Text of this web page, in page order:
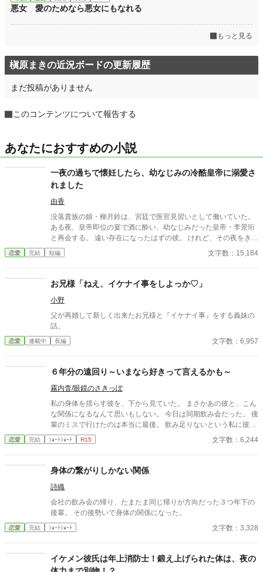
悪女 愛のためなら悪女にもなれる
もっと見る
槇原まきの近況ボードの更新履歴
まだ投稿がありません
このコンテンツについて報告する
あなたにおすすめの小説
一夜の過ちで懐妊したら、幼なじみの冷酷皇帝に溺愛さ
れました
由香
没落貴族の娘・柳月鈴は、宮廷で医官見習いとして働いていた。
ある夜、皇帝即位の宴で酒に酔い、幼なじみだった皇帝・李景珩
と再会する。 遠い存在になったはずの彼。 けれど、その夜をきっ
かけに月鈴の運命は大きく動き出す。 冷酷と恐れられる皇帝が、
なぜか彼女だけには甘すぎて――。
恋愛 完結 短編 文字数：15,184
お兄様「ねえ、イケナイ事をしよっか♡」
小野
父が再婚して新しく出来たお兄様と『イケナイ事』をする義妹の
話。
恋愛 連載中 長編 文字数：6,957
６年分の遠回り～いまなら好きって言えるかも～
霧内杳/眼鏡のさきっぽ
私の身体を揺らす彼を、下から見ていた。 まさかあの彼と、こん
な関係になるなんて思いもしない。 今日は同期飲み会だった。 後
輩のミスで行けたのは本当に最後。 飲み足りないという私に彼は
付き合ってくれた。 彼とは入社当時、部署は違ったが同じ仕事に
携わっていた。 きっとあの頃のわたしは、彼が好きだったんだと
のせいで、その一線は越えられなかった。 でも、あれから変わっ
た私なら……。 ****** 2021/05/29 公開 ****** 表紙 いもこは妹
pixivID:11163077
恋愛 完結 ｼｮｰﾄｼｮｰﾄ R15 文字数：6,244
身体の繋がりしかない関係
詩織
会社の飲み会の帰り、たまたま同じ帰りが方向だった３つ年下の
後輩。 その後勢いで身体の関係になった。
恋愛 完結 ｼｮｰﾄｼｮｰﾄ 文字数：3,328
イケメン彼氏は年上消防士！鍛え上げられた体は、夜の